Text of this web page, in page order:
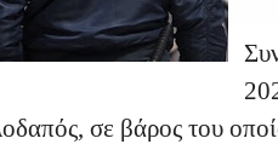
σε βάρος του